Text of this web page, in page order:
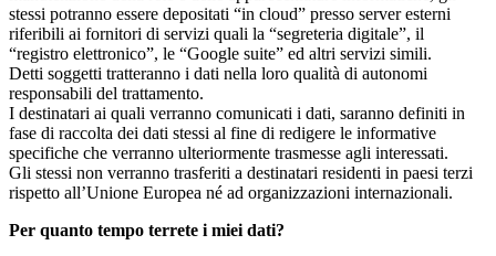
stessi potranno essere depositati “in cloud” presso server esterni
riferibili ai fornitori di servizi quali la “segreteria digitale”, il
“registro elettronico”, le “Google suite” ed altri servizi simili.
Detti soggetti tratteranno i dati nella loro qualità di autonomi
responsabili del trattamento.
I destinatari ai quali verranno comunicati i dati, saranno definiti in
fase di raccolta dei dati stessi al fine di redigere le informative
specifiche che verranno ulteriormente trasmesse agli interessati.
Gli stessi non verranno trasferiti a destinatari residenti in paesi terzi
rispetto all’Unione Europea né ad organizzazioni internazionali.
Per quanto tempo terrete i miei dati?